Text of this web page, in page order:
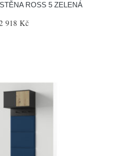
ROSS 5 ZELENÁ
918 Kč